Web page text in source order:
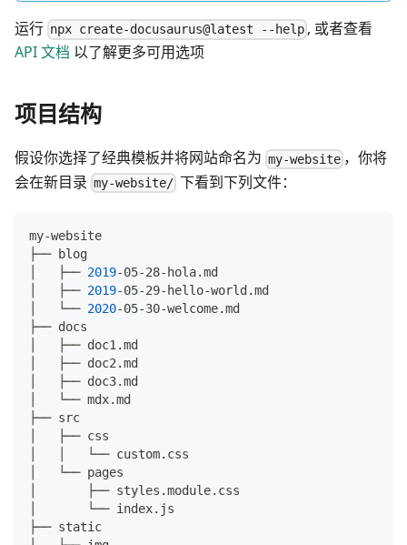
运行 npx create-docusaurus@latest --help , 或者查看
API 文档 以了解更多可用选项
项目结构
假设你选择了经典模板并将网站命名为 my-website ，你将
会在新目录 my-website/ 下看到下列文件：
my-website
├── blog
│   ├── 2019-05-28-hola.md
│   ├── 2019-05-29-hello-world.md
│   └── 2020-05-30-welcome.md
├── docs
│   ├── doc1.md
│   ├── doc2.md
│   ├── doc3.md
│   └── mdx.md
├── src
│   ├── css
│   │   └── custom.css
│   └── pages
│       ├── styles.module.css
│       └── index.js
├── static